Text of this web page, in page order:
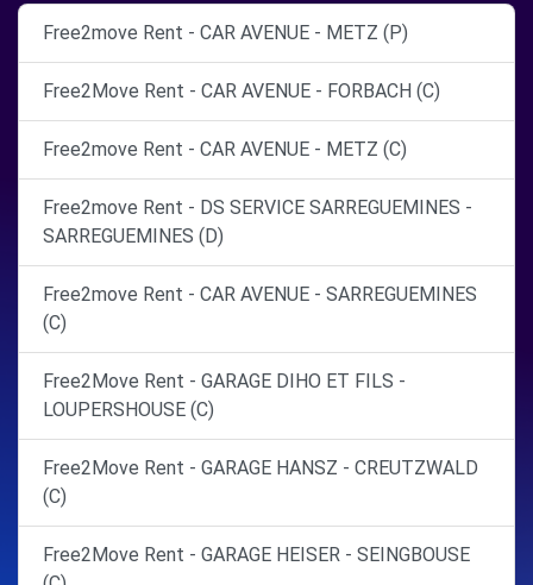
Free2move Rent - CAR AVENUE - METZ (P)
Free2Move Rent - CAR AVENUE - FORBACH (C)
Free2move Rent - CAR AVENUE - METZ (C)
Free2move Rent - DS SERVICE SARREGUEMINES -
SARREGUEMINES (D)
Free2move Rent - CAR AVENUE - SARREGUEMINES
(C)
Free2Move Rent - GARAGE DIHO ET FILS -
LOUPERSHOUSE (C)
Free2Move Rent - GARAGE HANSZ - CREUTZWALD
(C)
Free2Move Rent - GARAGE HEISER - SEINGBOUSE